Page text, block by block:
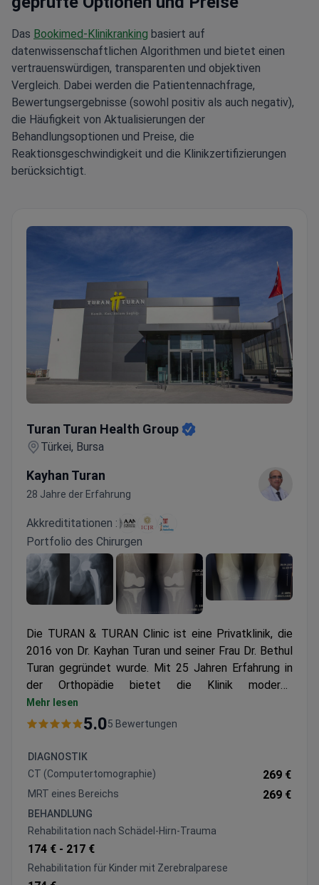
Das Bookimed-Klinikranking basiert auf
datenwissenschaftlichen Algorithmen und bietet einen
vertrauenswürdigen, transparenten und objektiven
Vergleich. Dabei werden die Patientennachfrage,
Bewertungsergebnisse (sowohl positiv als auch negativ),
die Häufigkeit von Aktualisierungen der
Behandlungsoptionen und Preise, die
Reaktionsgeschwindigkeit und die Klinikzertifizierungen
berücksichtigt.
Turan Turan Health Group
Türkei, Bursa
Kayhan Turan
28 Jahre der Erfahrung
Akkredititationen :
Portfolio des Chirurgen
Die TURAN & TURAN Clinic ist eine Privatklinik, die
2016 von Dr. Kayhan Turan und seiner Frau Dr. Bethul
Turan gegründet wurde. Mit 25 Jahren Erfahrung in
der Orthopädie bietet die Klinik moderne
Möglichkeiten der Knochen-, Muskel- und
Gelenkbehandlung.
Mehr lesen
5.05 Bewertungen
DIAGNOSTIK
CT (Computertomographie)
269 €
MRT eines Bereichs 269 €
BEHANDLUNG
Rehabilitation nach Schädel-Hirn-Trauma
174 € - 217 €
Rehabilitation für Kinder mit Zerebralparese